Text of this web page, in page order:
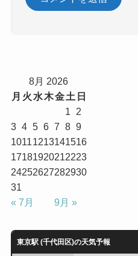
8月 2026
月 火 水木金土 日
1
2
3 4 5 6 7 8 9
10111213141516
17181920212223
24252627282930
31
« 7月
9月 »
東京駅 (千代田区)の天気予報